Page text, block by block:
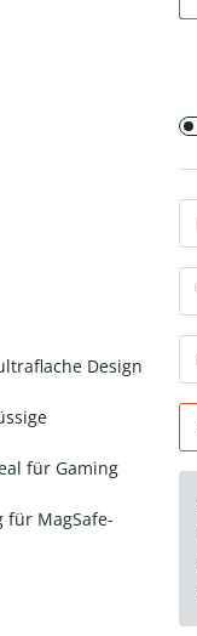
Design
für Gaming
für MagSafe-